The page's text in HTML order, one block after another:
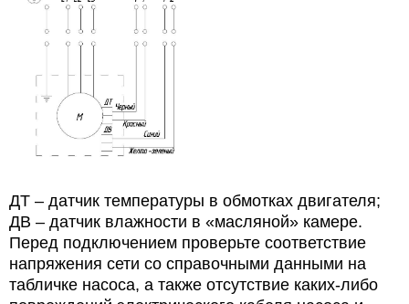
ДТ – датчик температуры в обмотках двигателя;
ДВ – датчик влажности в «масляной» камере.
Перед подключением проверьте соответствие
напряжения сети со справочными данными на
табличке насоса, а также отсутствие каких-либо